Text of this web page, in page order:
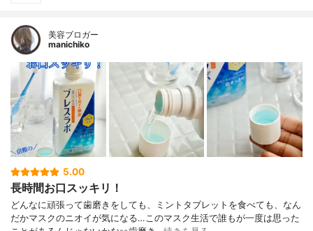
美容ブロガー
manichiko
5.00
長時間お口スッキリ！
どんなに頑張って歯磨きをしても、ミントタブレットを食べても、なん
だかマスクのニオイが気になる…このマスク生活で誰もが一度は思った